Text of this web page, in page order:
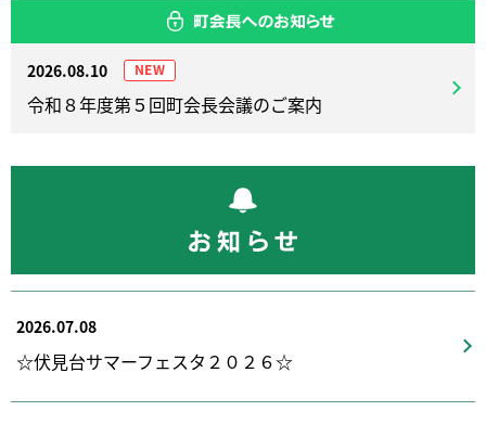
2026.08.10
令和８年度第５回町会長会議のご案内
2026.07.08
☆伏見台サマーフェスタ２０２６☆